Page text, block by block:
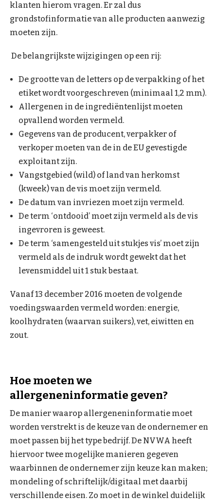
klanten hierom vragen. Er zal dus
grondstofinformatie van alle producten aanwezig
moeten zijn.
De belangrijkste wijzigingen op een rij:
De grootte van de letters op de verpakking of het
etiket wordt voorgeschreven (minimaal 1,2 mm).
Allergenen in de ingrediëntenlijst moeten
opvallend worden vermeld.
Gegevens van de producent, verpakker of
verkoper moeten van de in de EU gevestigde
exploitant zijn.
Vangstgebied (wild) of land van herkomst
(kweek) van de vis moet zijn vermeld.
De datum van invriezen moet zijn vermeld.
De term ‘ontdooid’ moet zijn vermeld als de vis
ingevroren is geweest.
De term ‘samengesteld uit stukjes vis’ moet zijn
vermeld als de indruk wordt gewekt dat het
levensmiddel uit 1 stuk bestaat.
Vanaf 13 december 2016 moeten de volgende
voedingswaarden vermeld worden: energie,
koolhydraten (waarvan suikers), vet, eiwitten en
zout.
Hoe moeten we
allergeneninformatie geven?
De manier waarop allergeneninformatie moet
worden verstrekt is de keuze van de ondernemer en
moet passen bij het type bedrijf. De NVWA heeft
hiervoor twee mogelijke manieren gegeven
waarbinnen de ondernemer zijn keuze kan maken;
mondeling of schriftelijk/digitaal met daarbij
verschillende eisen. Zo moet in de winkel duidelijk